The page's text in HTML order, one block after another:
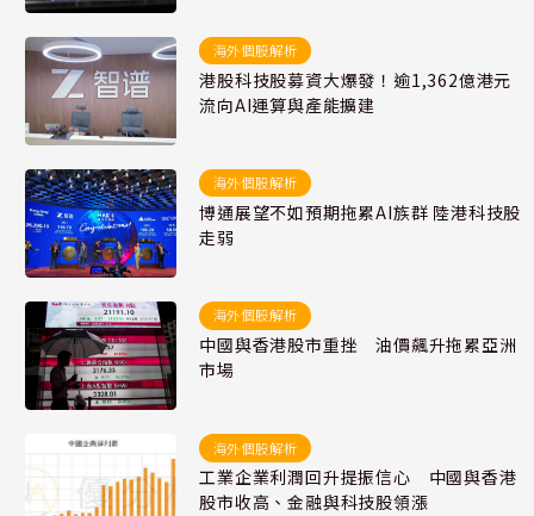
海外個股解析
港股科技股募資大爆發！逾1,362億港元
流向AI運算與產能擴建
海外個股解析
博通展望不如預期拖累AI族群 陸港科技股
走弱
海外個股解析
中國與香港股市重挫 油價飆升拖累亞洲
市場
海外個股解析
工業企業利潤回升提振信心 中國與香港
股市收高、金融與科技股領漲